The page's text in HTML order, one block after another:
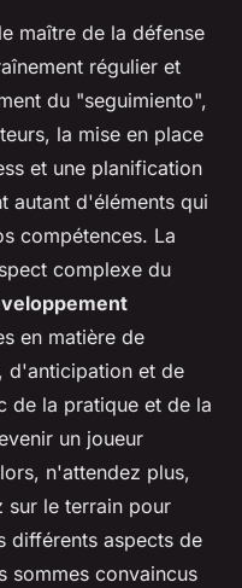
maître de la défense
régulier et
du "seguimiento",
la mise en place
et une planification
autant d'éléments qui
compétences. La
complexe du
en matière de
d'anticipation et de
de la pratique et de la
un joueur
n'attendez plus,
sur le terrain pour
différents aspects de
sommes convaincus